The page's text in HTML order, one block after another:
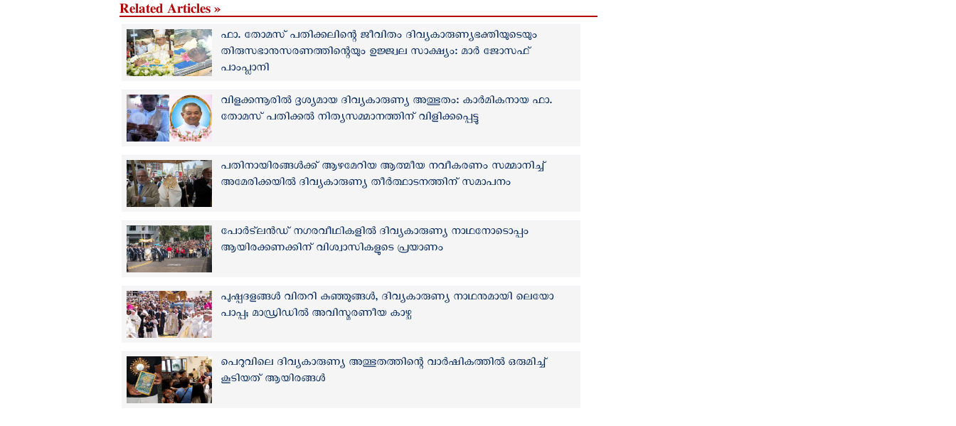
Related Articles »
ഫാ. തോമസ് പതിക്കലിന്റെ ജീവിതം ദിവ്യകാരുണ്യഭക്തിയുടെയും
തിരുസഭാനുസരണത്തിന്റെയും ഉജ്ജ്വല സാക്ഷ്യം: മാർ ജോസഫ്
പാംപ്ലാനി
വിളക്കന്നൂരില്‍ ദൃശ്യമായ ദിവ്യകാരുണ്യ അത്ഭുതം: കാർമികനായ ഫാ.
തോമസ് പതിക്കൽ നിത്യസമ്മാനത്തിന് വിളിക്കപ്പെട്ടു
പതിനായിരങ്ങള്‍ക്ക് ആഴമേറിയ ആത്മീയ നവീകരണം സമ്മാനിച്ച്
അമേരിക്കയില്‍ ദിവ്യകാരുണ്യ തീർത്ഥാടനത്തിന് സമാപനം
പോർട്‍ലൻഡ് നഗരവീഥികളിൽ ദിവ്യകാരുണ്യ നാഥനോടൊപ്പം
ആയിരക്കണക്കിന് വിശ്വാസികളുടെ പ്രയാണം
പുഷ്പദളങ്ങൾ വിതറി കുഞ്ഞുങ്ങൾ, ദിവ്യകാരുണ്യ നാഥനുമായി ലെയോ
പാപ്പ; മാഡ്രിഡിൽ അവിസ്മരണീയ കാഴ്ച
പെറുവിലെ ദിവ്യകാരുണ്യ അത്ഭുതത്തിന്റെ വാര്‍ഷികത്തില്‍ ഒരുമിച്ച്
കൂടിയത് ആയിരങ്ങള്‍